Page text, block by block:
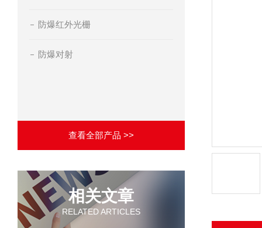
防爆红外光栅
防爆对射
查看全部产品 >>
相关文章
RELATED ARTICLES